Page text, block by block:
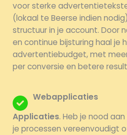
voor sterke
(lokaal te Beerse indien
structuur in je account. Door
en continue bijsturing haal je
advertentiebudget, met
per conversie en betere
Webapplicaties
Applicaties. Heb je nood
je processen vereenvoudigt